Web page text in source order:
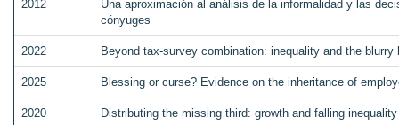
2012
Una aproximación al análisis de la informalidad y las
cónyuges
2022 Beyond tax-survey combination: inequality and the blurry
2025 Blessing or curse? Evidence on the inheritance of
2020 Distributing the missing third: growth and falling